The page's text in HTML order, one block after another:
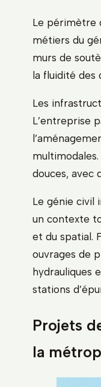
Le périmètre
métiers du
murs de
la fluidité des
Les
L’entreprise
douces, avec
Le génie civil
un contexte
et du spatial.
ouvrages de
hydrauliques
stations
Projets
la